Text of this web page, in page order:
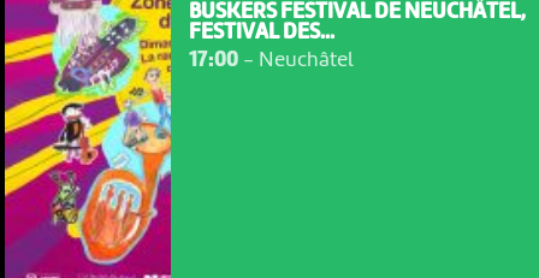
BUSKERS FESTIVAL DE NEUCHÂTEL,
FESTIVAL DES...
17:00- Neuchâtel